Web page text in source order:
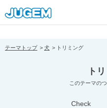
[pear_error:
prefix="" info=""]
テーマトップ 犬 トリミング
ト
このテーマの
Check